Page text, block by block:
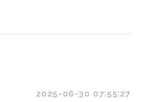
2025-06-30 07:55:27